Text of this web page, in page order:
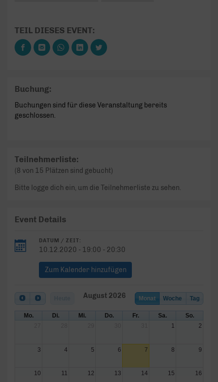
TEIL DIESES EVENT:
Buchung:
Buchungen sind für diese Veranstaltung bereits
geschlossen.
Teilnehmerliste:
(8 von 15 Plätzen sind gebucht)
Bitte logge dich ein, um die Teilnehmerliste zu sehen.
Event Details
DATUM / ZEIT:
10.12.2020 - 19:00 - 20:30
Zum Kalender hinzufügen
Monat Woche Tag
August 2026
Mo. Di. Mi. Do. Fr. Sa.
So.
1 2
3 4 5 6 7 8 9
10 11 12 13 14 15 16